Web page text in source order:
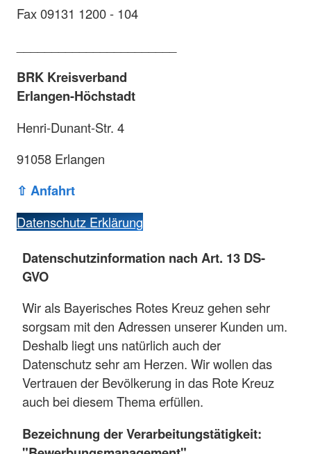
Fax 09131 1200 - 104
BRK Kreisverband
Erlangen-Höchstadt
Henri-Dunant-Str. 4
91058 Erlangen
⇧ Anfahrt
Datenschutz Erklärung
Datenschutzinformation nach Art. 13 DS-
GVO
Wir als Bayerisches Rotes Kreuz gehen sehr
sorgsam mit den Adressen unserer Kunden um.
Deshalb liegt uns natürlich auch der
Datenschutz sehr am Herzen. Wir wollen das
Vertrauen der Bevölkerung in das Rote Kreuz
auch bei diesem Thema erfüllen.
Bezeichnung der Verarbeitungstätigkeit: